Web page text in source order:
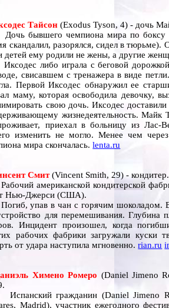
Тайсон(Exodus Tyson, 4) - дочь
бывшего чемпиона мира по боксу
скандалил, разорялся, сидел в тюрьме).
детей ему родили не жены, а другие
либо играла с беговой дорожкой,
свисавшем с тренажера в виде
Первой Иксодес обнаружил ее
маму, которая освободила девочку,
свою дочь. Иксодес
жизнедеятельность. Майк
приехал в больницу из Лас-
изменить не могло. Менее чем
мира скончалась.lenta.ru
Смит(Vincent Smith, 29) -
американской кондитерской
Нью-Джерси (США).
упав в чан с горячим шоколадом.
для перемешивания. Глубина
Инцидент произошел, когда
рабочих фабрики загружали куски
от удара наступила мгновенно.rian.ru
Химено Ромеро (Daniel Jimeno
гражданин (Daniel Jimeno
Madrid), участник ежегодного